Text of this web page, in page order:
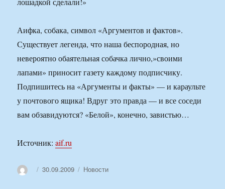
Аифка, собака, символ «Аргументов и фактов».
Существует легенда, что наша беспородная, но
невероятно обаятельная собачка лично,»своими
лапами» приносит газету каждому подписчику.
Подпишитесь на «Аргументы и факты» — и караульте
у почтового ящика! Вдруг это правда — и все соседи
вам обзавидуются? «Белой», конечно, завистью…
Источник:aif.ru
АвторОпубликовано
30.09.2009 Рубрики
Новости